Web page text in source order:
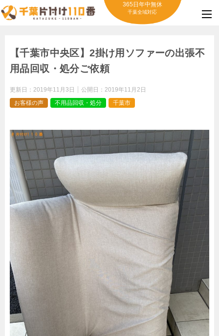
365日年中無休
千葉全域対応
【千葉市中央区】2掛け用ソファーの出張不
用品回収・処分ご依頼
更新日： 2019年11月3日 公開日： 2019年11月2日
お客様の声
不用品回収・処分 千葉市